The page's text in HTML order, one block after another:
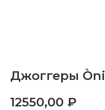
Джоггеры Òni
12550,00 ₽